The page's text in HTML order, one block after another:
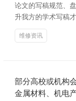
论文的写稿规范、
升我方的学术写稿
维修资讯
部分高校或机构
金属材料、机电